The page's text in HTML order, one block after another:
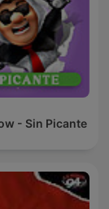
- Sin Picante